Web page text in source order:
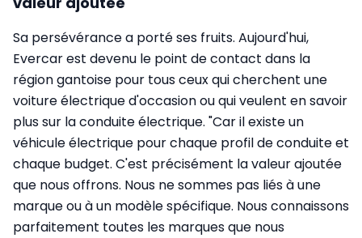
Sa persévérance a porté ses fruits. Aujourd'hui,
Evercar est devenu le point de contact dans la
région gantoise pour tous ceux qui cherchent une
voiture électrique d'occasion ou qui veulent en savoir
plus sur la conduite électrique. "Car il existe un
véhicule électrique pour chaque profil de conduite et
chaque budget. C'est précisément la valeur ajoutée
que nous offrons. Nous ne sommes pas liés à une
marque ou à un modèle spécifique. Nous connaissons
parfaitement toutes les marques que nous